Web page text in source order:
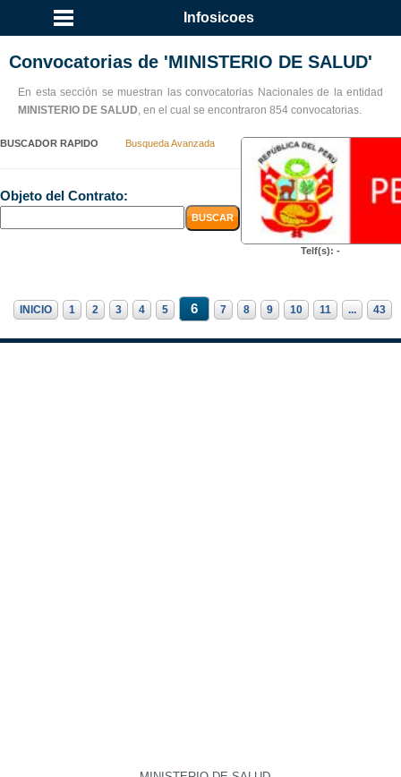
Infosicoes
Convocatorias de 'MINISTERIO DE SALUD'
En esta sección se muestran las convocatorias Nacionales de la entidad
MINISTERIO DE SALUD, en el cual se encontraron 854 convocatorias.
BUSCADOR RAPIDO Busqueda Avanzada
Objeto del Contrato:
Telf(s): -
INICIO 1 2 3 4 5 6 7 8 9 10 11 ... 43